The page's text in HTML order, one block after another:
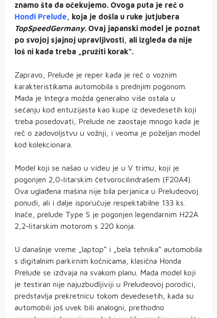
znamo šta da očekujemo. Ovoga puta je reč o
Hondi Prelude , koja je došla u ruke jutjubera
TopSpeedGermany. Ovaj japanski model je poznat
po svojoj sjajnoj upravljivosti, ali izgleda da nije
loš ni kada treba „pružiti korak“.
Zapravo, Prelude je reper kada je reč o voznim
karakteristikama automobila s prednjim pogonom.
Mada je Integra možda generalno više ostala u
sećanju kod entuzijasta kao kupe iz devedesetih koji
treba posedovati, Prelude ne zaostaje mnogo kada je
reč o zadovoljstvu u vožnji, i veoma je poželjan model
kod kolekcionara.
Model koji se našao u videu je u V trimu, koji je
pogonjen 2,0-litarskim četvorocilindrašem (F20A4).
Ova uglađena mašina nije bila perjanica u Preludeovoj
ponudi, ali i dalje isporučuje respektabilne 133 ks.
Inače, prelude Type S je pogonjen legendarnim H22A
2,2-litarskim motorom s 220 konja.
U današnje vreme „laptop“ i „bela tehnika“ automobila
s digitalnim parkirnim kočnicama, klasična Honda
Prelude se izdvaja na svakom planu. Mada model koji
je testiran nije najuzbudljiviji u Preludeovoj porodici,
predstavlja prekretnicu tokom devedesetih, kada su
automobili još uvek bili analogni, prethodno